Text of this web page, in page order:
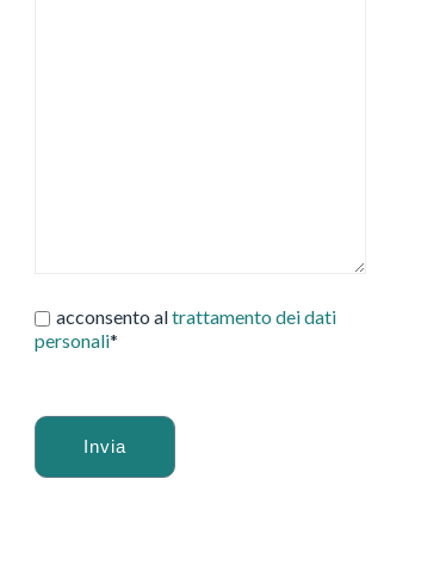
acconsento altrattamento dei dati
personali*